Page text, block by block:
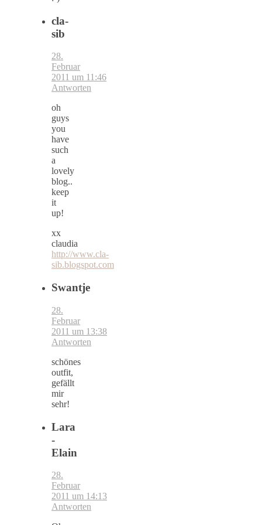
cla-
sib
28.
Februar
2011 um 11:46
Antworten
oh
guys
you
have
such
a
lovely
blog..
keep
it
up!
xx
claudia
http://www.cla-
sib.blogspot.com
Swantje
28.
Februar
2011 um 13:38
Antworten
schönes
outfit,
gefällt
mir
sehr!
Lara
-
Elain
28.
Februar
2011 um 14:13
Antworten